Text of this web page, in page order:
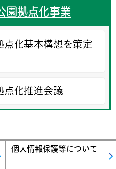
園拠点化事業
点化基本構想を策定
点化推進会議
個人情報保護等について